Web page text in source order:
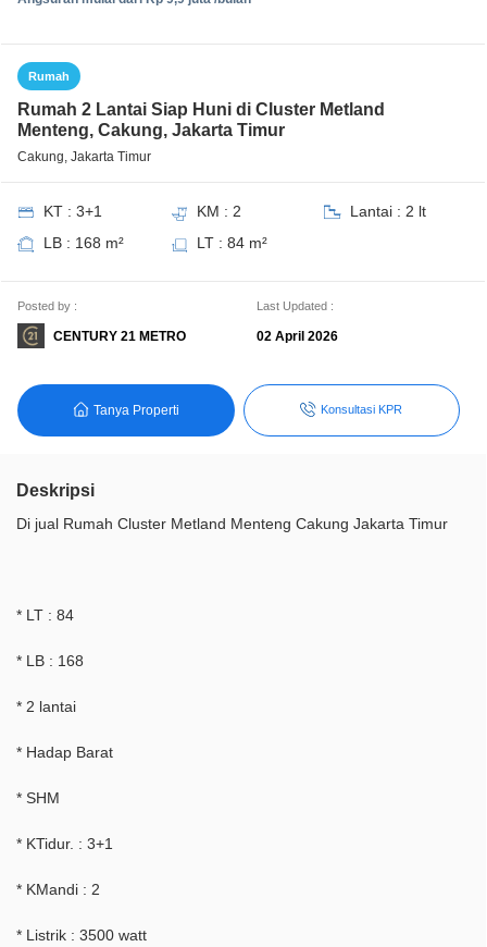
Rumah
Rumah 2 Lantai Siap Huni di Cluster Metland
Menteng, Cakung, Jakarta Timur
Cakung, Jakarta Timur
KT : 3+1 KM : 2
Lantai : 2 lt
LB : 168 m²
LT : 84 m²
Posted by :
CENTURY 21 METRO
Last Updated :
02 April 2026
Tanya Properti Konsultasi KPR
Deskripsi
Di jual Rumah Cluster Metland Menteng Cakung Jakarta Timur
* LT : 84
* LB : 168
* 2 lantai
* Hadap Barat
* SHM
* KTidur. : 3+1
* KMandi : 2
* Listrik : 3500 watt